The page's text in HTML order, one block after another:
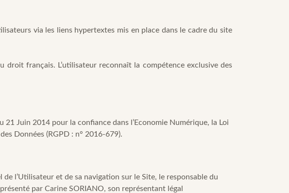
via les liens hypertextes mis en place dans le cadre du site
droit français. L’utilisateur reconnaît la compétence exclusive des
Juin 2014 pour la confiance dans l’Economie Numérique, la Loi
Données (RGPD : n° 2016-679).
l’Utilisateur et de sa navigation sur le Site, le responsable du
par Carine SORIANO, son représentant légal